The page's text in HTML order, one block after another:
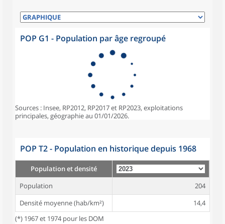
POP G1 - Population par âge regroupé
Sources : Insee, RP2012, RP2017 et RP2023, exploitations
principales, géographie au 01/01/2026.
POP T2 - Population en historique depuis 1968
Population et densité
Population
204
Densité moyenne (hab/km²)
14,4
(*) 1967 et 1974 pour les DOM